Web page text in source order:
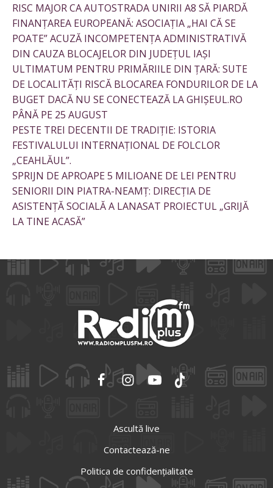
RISC MAJOR CA AUTOSTRADA UNIRII A8 SĂ PIARDĂ
FINANȚAREA EUROPEANĂ: ASOCIAȚIA „HAI CĂ SE
POATE” ACUZĂ INCOMPETENȚA ADMINISTRATIVĂ
DIN CAUZA BLOCAJELOR DIN JUDEȚUL IAȘI
ULTIMATUM PENTRU PRIMĂRIILE DIN ȚARĂ: SUTE
DE LOCALITĂȚI RISCĂ BLOCAREA FONDURILOR DE LA
BUGET DACĂ NU SE CONECTEAZĂ LA GHIȘEUL.RO
PÂNĂ PE 25 AUGUST
PESTE TREI DECENTII DE TRADIȚIE: ISTORIA
FESTIVALULUI INTERNAȚIONAL DE FOLCLOR
„CEAHLĂUL”.
SPRIJN DE APROAPE 5 MILIOANE DE LEI PENTRU
SENIORII DIN PIATRA-NEAMȚ: DIRECȚIA DE
ASISTENȚĂ SOCIALĂ A LANASAT PROIECTUL „GRIJĂ
LA TINE ACASĂ”
Ascultă live
Contactează-ne
Politica de confidențialitate